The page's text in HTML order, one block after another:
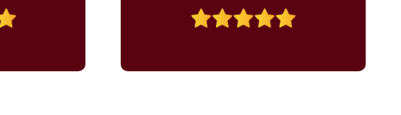
Mini Pastel de Festa Heliópolis